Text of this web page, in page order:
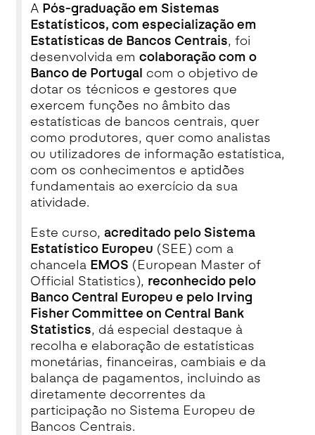
A Pós-graduação em Sistemas
Estatísticos, com especialização em
Estatísticas de Bancos Centrais, foi
desenvolvida em colaboração com o
Banco de Portugal com o objetivo de
dotar os técnicos e gestores que
exercem funções no âmbito das
estatísticas de bancos centrais, quer
como produtores, quer como analistas
ou utilizadores de informação estatística,
com os conhecimentos e aptidões
fundamentais ao exercício da sua
atividade.
Este curso, acreditado pelo Sistema
Estatístico Europeu (SEE) com a
chancela EMOS (European Master of
Official Statistics), reconhecido pelo
Banco Central Europeu e pelo Irving
Fisher Committee on Central Bank
Statistics, dá especial destaque à
recolha e elaboração de estatísticas
monetárias, financeiras, cambiais e da
balança de pagamentos, incluindo as
diretamente decorrentes da
participação no Sistema Europeu de
Bancos Centrais.